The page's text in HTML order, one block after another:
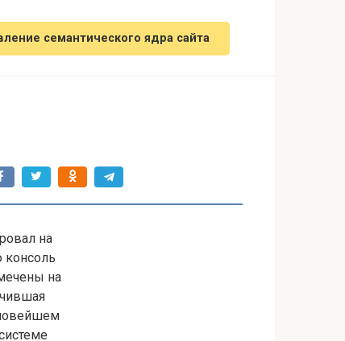
семантического ядра сайта
на
консоль
на